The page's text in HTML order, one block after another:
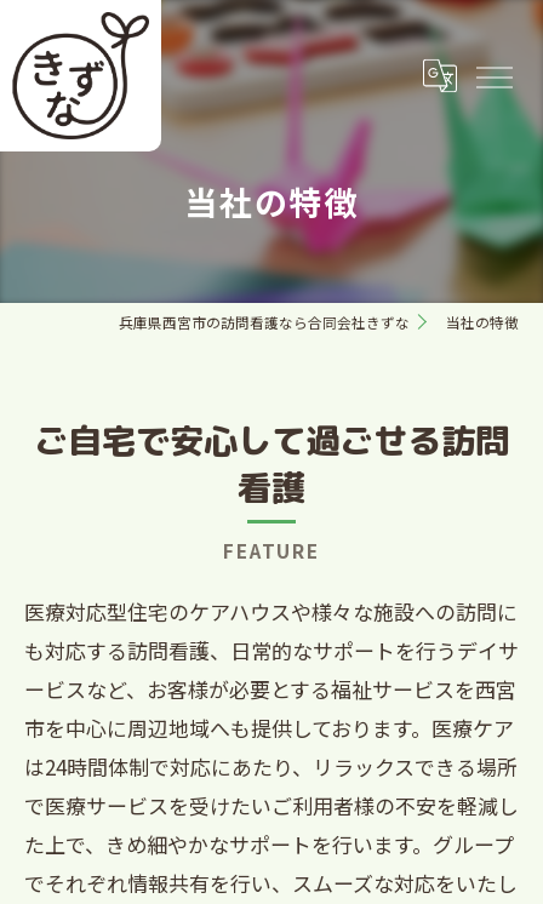
当社の特徴
兵庫県西宮市の訪問看護なら合同会社きずな 当社の特徴
ご自宅で安心して過ごせる訪問
看護
FEATURE
医療対応型住宅のケアハウスや様々な施設への訪問に
も対応する訪問看護、日常的なサポートを行うデイサ
ービスなど、お客様が必要とする福祉サービスを西宮
市を中心に周辺地域へも提供しております。医療ケア
は24時間体制で対応にあたり、リラックスできる場所
で医療サービスを受けたいご利用者様の不安を軽減し
た上で、きめ細やかなサポートを行います。グループ
でそれぞれ情報共有を行い、スムーズな対応をいたし